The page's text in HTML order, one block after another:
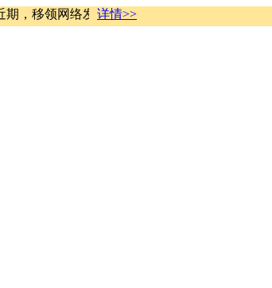
网络发现有不法分子盗用移领网络名义开
详情>>